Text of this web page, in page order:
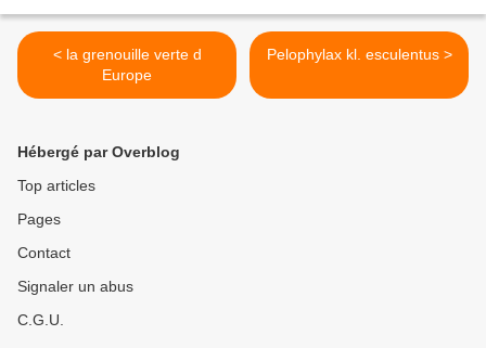
< la grenouille verte d
Europe
Pelophylax kl. esculentus >
Hébergé par Overblog
Top articles
Pages
Contact
Signaler un abus
C.G.U.